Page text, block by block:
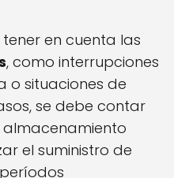
en cuenta las
, como interrupciones
o situaciones de
se debe contar
el suministro de